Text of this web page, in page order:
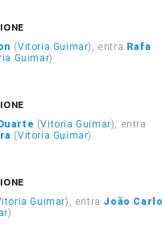
(Vitoria Guimar), entra Rafa
Guimar)
(Vitoria Guimar), entra
(Vitoria Guimar)
Guimar), entra João
)